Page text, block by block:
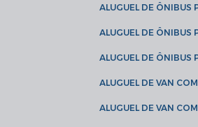
ALUGUEL DE
ALUGUEL DE
ALUGUEL DE
ALUGUEL DE VAN
ALUGUEL DE VAN